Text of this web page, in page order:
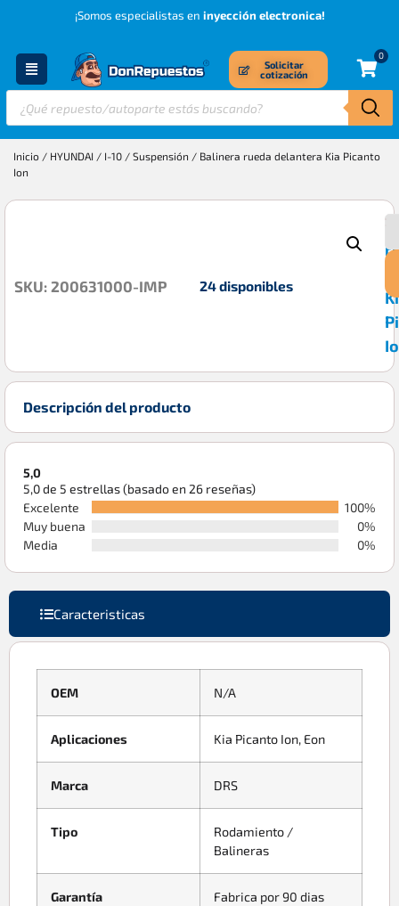
¡Somos especialistas en inyección electronica!
Solicitar
cotización
0
Inicio / HYUNDAI / I-10 / Suspensión / Balinera rueda delantera Kia Picanto
Ion
SKU: 200631000-IMP 24 disponibles
Descripción del producto
5,0
5,0 de 5 estrellas (basado en 26 reseñas)
Excelente
100%
Muy buena
0%
Media
0%
Caracteristicas
OEM N/A
Aplicaciones Kia Picanto Ion, Eon
Marca DRS
Tipo
Rodamiento /
Balineras
Garantía
Fabrica por 90 dias